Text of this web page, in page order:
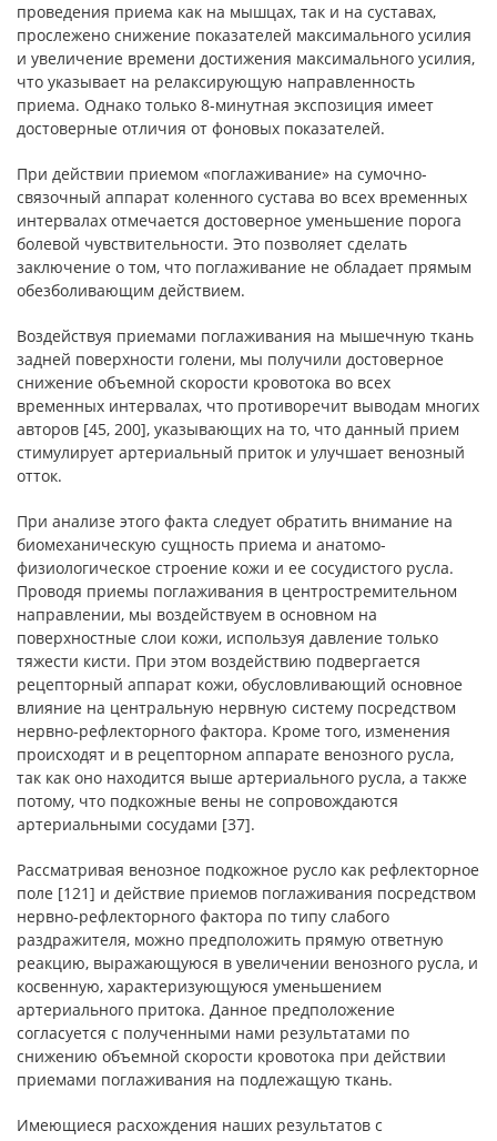
проведения приема как на мышцах, так и на суставах,
прослежено снижение показателей максимального усилия
и увеличение времени достижения максимального усилия,
что указывает на релаксирующую направленность
приема. Однако только 8-минутная экспозиция имеет
достоверные отличия от фоновых показателей.
При действии приемом «поглаживание» на сумочно-
связочный аппарат коленного сустава во всех временных
интервалах отмечается достоверное уменьшение порога
болевой чувствительности. Это позволяет сделать
заключение о том, что поглаживание не обладает прямым
обезболивающим действием.
Воздействуя приемами поглаживания на мышечную ткань
задней поверхности голени, мы получили достоверное
снижение объемной скорости кровотока во всех
временных интервалах, что противоречит выводам многих
авторов [45, 200], указывающих на то, что данный прием
стимулирует артериальный приток и улучшает венозный
отток.
При анализе этого факта следует обратить внимание на
биомеханическую сущность приема и анатомо-
физиологическое строение кожи и ее сосудистого русла.
Проводя приемы поглаживания в центростремительном
направлении, мы воздействуем в основном на
поверхностные слои кожи, используя давление только
тяжести кисти. При этом воздействию подвергается
рецепторный аппарат кожи, обусловливающий основное
влияние на центральную нервную систему посредством
нервно-рефлекторного фактора. Кроме того, изменения
происходят и в рецепторном аппарате венозного русла,
так как оно находится выше артериального русла, а также
потому, что подкожные вены не сопровождаются
артериальными сосудами [37].
Рассматривая венозное подкожное русло как рефлекторное
поле [121] и действие приемов поглаживания посредством
нервно-рефлекторного фактора по типу слабого
раздражителя, можно предположить прямую ответную
реакцию, выражающуюся в увеличении венозного русла, и
косвенную, характеризующуюся уменьшением
артериального притока. Данное предположение
согласуется с полученными нами результатами по
снижению объемной скорости кровотока при действии
приемами поглаживания на подлежащую ткань.
Имеющиеся расхождения наших результатов с